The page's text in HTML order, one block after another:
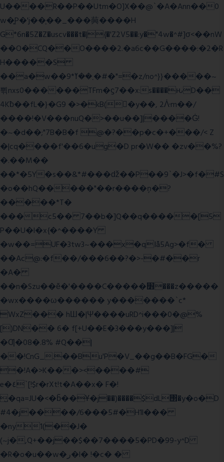
U����R��P��Utm�O]X��@`�A�Ann��0
w�͍P�'j��֛��_���䕟����H
G*6n�5Z�Z�uscv���t�|{�'Z2V5��:y�"4w�^#]σ<��nW
��O�CQ��O����2.�a6c��G����:�2�R
H�����S
��a�w��9*܂��ߌ�#�"=�z/no^}}�����~
쀢nxs0������TFm�ϛ7��x:s����ԋD��
4Kƀ��fL�}�G9 �>�kB(�ِy��, 2ᐿm��/
����!�V���nuQ�>��u��]|����Ġ!
�~�d��;"7B�B�f @�?��p�c�+���/< Z
�|cq����f'��6�ug�D pr�W�� �zv��%?
�.��M��
��*�5Y�s��&*#���ǆ��P��9`�J>�f�#S
�o��hQ�����"��r����ņ�?
�����*T�
���c5�� 7��b�]Q��q�����[5
P��U�l�x{�^����Y
�w��=UF�3tw3~���x�qIå5Ag>�f�
��Ac@:�f��/���6��?�>-�#��r
�A�
��n�Szu��ӗ�'����C�����׻���z�����
�wx����ω������ y�������`c*
WxZ��� hШ�|Ψ����uRD^i���0�@%
[)DN�� 6� f[+U��E�3���y���]|
�Ƣ�08�.8% #Q��|
��!CnG_.��Bu'P�V_��g��B�FG�
�!A�>K���><����#
e�٤`[!$r�rXt!t�A��x� F�!
̮�qa=JU�<�b̃��Ұ�j��)����$dL΢�y�o�D
#4�j����/6���5#�H1l���
�ny1(��J�
(~j�,Q+��j��$��7����5�PD�99-y^D
�R�o�u��w�ر�l� !�c� �